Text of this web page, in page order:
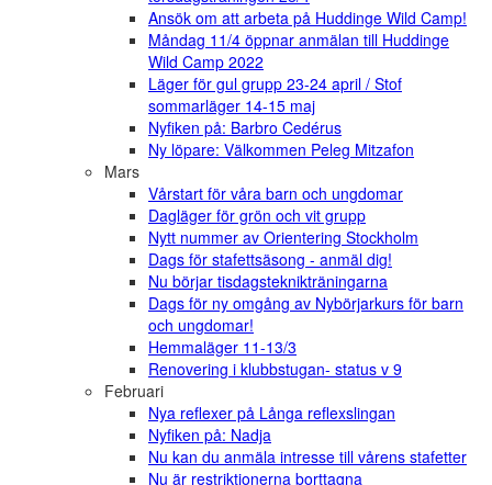
Ansök om att arbeta på Huddinge Wild Camp!
Måndag 11/4 öppnar anmälan till Huddinge
Wild Camp 2022
Läger för gul grupp 23-24 april / Stof
sommarläger 14-15 maj
Nyfiken på: Barbro Cedérus
Ny löpare: Välkommen Peleg Mitzafon
Mars
Vårstart för våra barn och ungdomar
Dagläger för grön och vit grupp
Nytt nummer av Orientering Stockholm
Dags för stafettsäsong - anmäl dig!
Nu börjar tisdagsteknikträningarna
Dags för ny omgång av Nybörjarkurs för barn
och ungdomar!
Hemmaläger 11-13/3
Renovering i klubbstugan- status v 9
Februari
Nya reflexer på Långa reflexslingan
Nyfiken på: Nadja
Nu kan du anmäla intresse till vårens stafetter
Nu är restriktionerna borttagna